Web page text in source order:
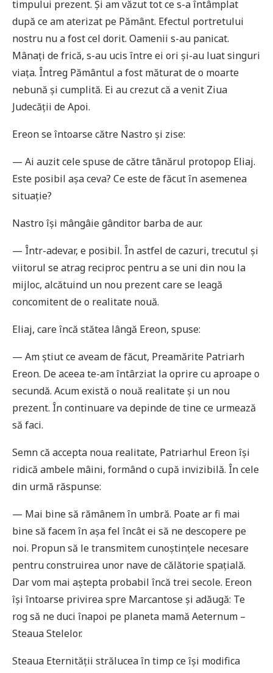
timpului prezent. Și am văzut tot ce s-a întâmplat
după ce am aterizat pe Pământ. Efectul portretului
nostru nu a fost cel dorit. Oamenii s-au panicat.
Mânați de frică, s-au ucis între ei ori și-au luat singuri
viața. Întreg Pământul a fost măturat de o moarte
nebună și cumplită. Ei au crezut că a venit Ziua
Judecății de Apoi.
Ereon se întoarse către Nastro și zise:
— Ai auzit cele spuse de către tânărul protopop Eliaj.
Este posibil așa ceva? Ce este de făcut în asemenea
situație?
Nastro își mângâie gânditor barba de aur.
— Într-adevar, e posibil. În astfel de cazuri, trecutul și
viitorul se atrag reciproc pentru a se uni din nou la
mijloc, alcătuind un nou prezent care se leagă
concomitent de o realitate nouă.
Eliaj, care încă stătea lângă Ereon, spuse:
— Am știut ce aveam de făcut, Preamărite Patriarh
Ereon. De aceea te-am întârziat la oprire cu aproape o
secundă. Acum există o nouă realitate și un nou
prezent. În continuare va depinde de tine ce urmează
să faci.
Semn că accepta noua realitate, Patriarhul Ereon își
ridică ambele mâini, formând o cupă invizibilă. În cele
din urmă răspunse:
— Mai bine să rămânem în umbră. Poate ar fi mai
bine să facem în așa fel încât ei să ne descopere pe
noi. Propun să le transmitem cunoștințele necesare
pentru construirea unor nave de călătorie spațială.
Dar vom mai aștepta probabil încă trei secole. Ereon
își întoarse privirea spre Marcantose și adăugă: Te
rog să ne duci înapoi pe planeta mamă Aeternum –
Steaua Stelelor.
Steaua Eternității strălucea în timp ce își modifica